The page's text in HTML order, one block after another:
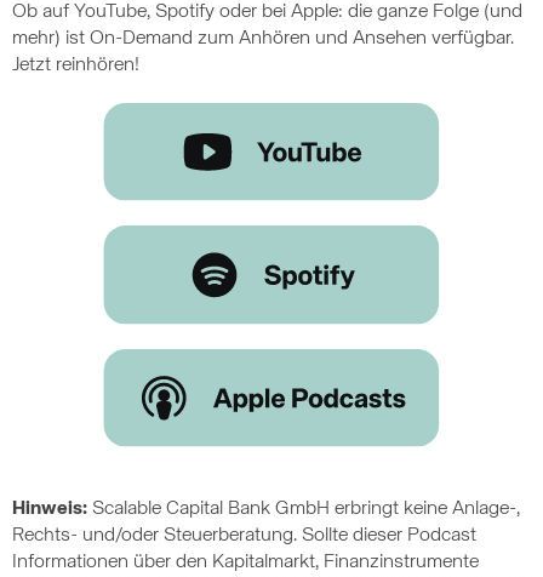
Ob auf YouTube, Spotify oder bei Apple: die ganze Folge (und
mehr) ist On-Demand zum Anhören und Ansehen verfügbar.
Jetzt reinhören!
Hinweis: Scalable Capital Bank GmbH erbringt keine Anlage-,
Rechts- und/oder Steuerberatung. Sollte dieser Podcast
Informationen über den Kapitalmarkt, Finanzinstrumente